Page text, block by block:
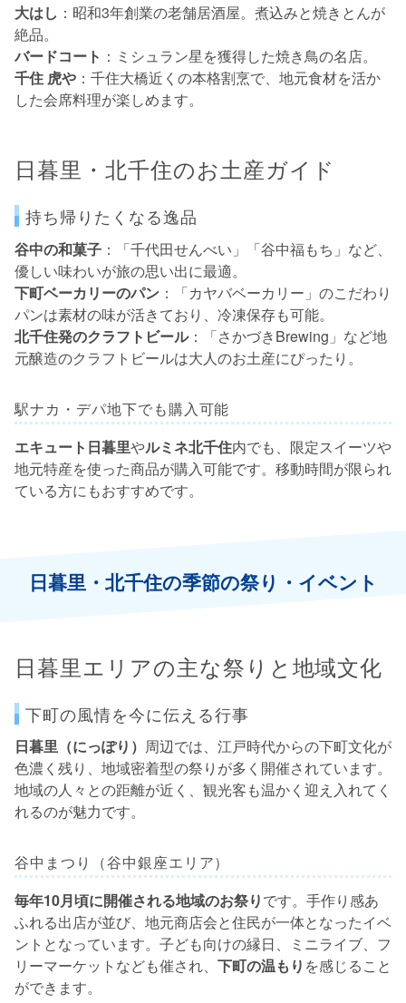
大はし ：昭和3年創業の老舗居酒屋。煮込みと焼きとんが
絶品。
バードコート ：ミシュラン星を獲得した焼き鳥の名店。
千住 虎や ：千住大橋近くの本格割烹で、地元食材を活か
した会席料理が楽しめます。
日暮里・北千住のお土産ガイド
持ち帰りたくなる逸品
谷中の和菓子 ：「千代田せんべい」「谷中福もち」など、
優しい味わいが旅の思い出に最適。
下町ベーカリーのパン ：「カヤバベーカリー」のこだわり
パンは素材の味が活きており、冷凍保存も可能。
北千住発のクラフトビール：「さかづきBrewing」など地
元醸造のクラフトビールは大人のお土産にぴったり。
駅ナカ・デパ地下でも購入可能
エキュート日暮里やルミネ北千住内でも、限定スイーツや
地元特産を使った商品が購入可能です。移動時間が限られ
ている方にもおすすめです。
日暮里・北千住の季節の祭り・イベント
日暮里エリアの主な祭りと地域文化
下町の風情を今に伝える行事
日暮里（にっぽり） 周辺では、江戸時代からの下町文化が
色濃く残り、地域密着型の祭りが多く開催されています。
地域の人々との距離が近く、観光客も温かく迎え入れてく
れるのが魅力です。
谷中まつり（谷中銀座エリア）
毎年10月頃に開催される地域のお祭りです。手作り感あ
ふれる出店が並び、地元商店会と住民が一体となったイベ
ントとなっています。子ども向けの縁日、ミニライブ、フ
リーマーケットなども催され、 下町の温もり を感じること
ができます。